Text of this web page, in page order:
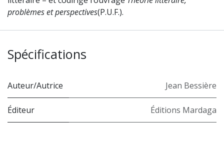
problèmes et perspectives(P.U.F.).
Spécifications
Auteur/Autrice Jean Bessière
Éditeur Éditions Mardaga